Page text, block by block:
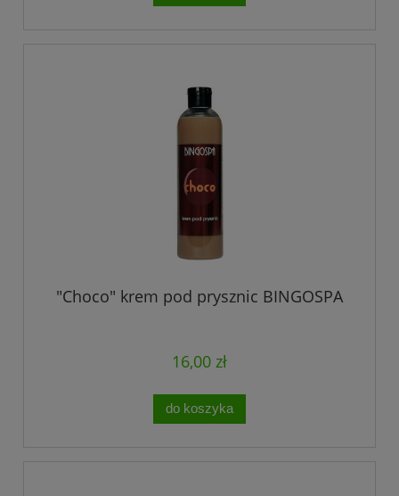
"Choco" krem pod prysznic BINGOSPA
16,00 zł
do koszyka